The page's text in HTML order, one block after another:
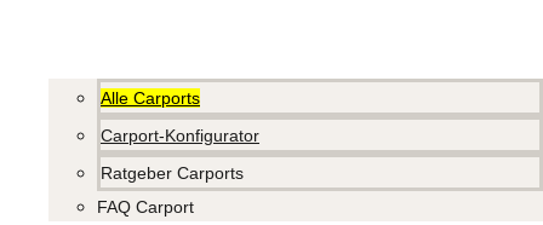
Alle Carports
Carport-Konfigurator
Ratgeber Carports
FAQ Carport